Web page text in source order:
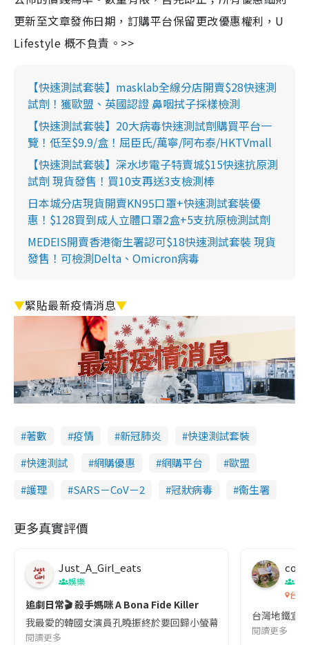
更新至文章發佈日期，訂購平台保留更改優惠權利，U
Lifestyle 概不負責。>>
【快速測試套裝】masklab全線分店開賣$28快速測
試劑！獲歐盟、英國認證 鼻咽拭子採樣檢測
【快速測試套裝】20大病毒快速測試劑購買平台一
覽！低至$9.9/盒！屈臣氏/萬寧/阿布泰/HKTVmall
【快速測試套裝】深水埗電子特賣城$15快速抗原測
試劑 現貨發售！買10支再送3支檢測棒
日本城分店現貨開賣KN95口罩+快速測試套裝優
惠！$128買到成人立體口罩2盒+5支抗原檢測試劑
MEDEIS開賣香港衛生署認可$18快速測試套裝 現貨
發售！可檢測Delta、Omicron病毒
▼緊貼最新疫情消息▼
著數 疫情 新冠肺炎
快速測試套裝
快速測試
網購優惠 網購平台
歐盟
護理
SARS－CoV－2 冠狀病毒 衞生署
更多真實評價
Just_A_Girl_eats
娛樂
追劇日常🎬 殺手媽咪 A Bona Fide Killer
我最愛的韓國女演員孔曉振終於要回歸小螢幕啦!這次的劇本改編
閱讀更多
co
吹
台灣
台灣地鐵宣
閱讀更多